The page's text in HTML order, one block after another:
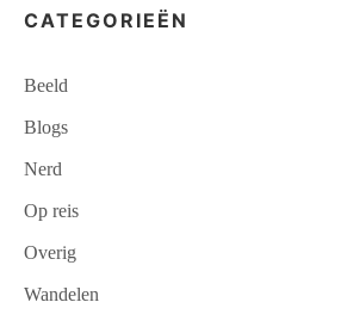
CATEGORIEËN
Beeld
Blogs
Nerd
Op reis
Overig
Wandelen